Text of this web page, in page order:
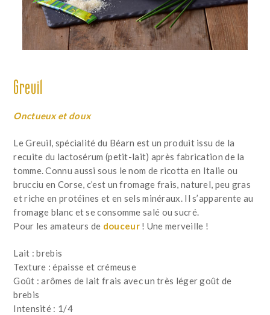
Greuil
Onctueux et doux
Le Greuil, spécialité du Béarn est un produit issu de la
recuite du lactosérum (petit-lait) après fabrication de la
tomme. Connu aussi sous le nom de ricotta en Italie ou
brucciu en Corse, c’est un fromage frais, naturel, peu gras
et riche en protéines et en sels minéraux. Il s’apparente au
fromage blanc et se consomme salé ou sucré.
Pour les amateurs de douceur! Une merveille !
Lait : brebis
Texture : épaisse et crémeuse
Goût : arômes de lait frais avec un très léger goût de
brebis
Intensité : 1/4